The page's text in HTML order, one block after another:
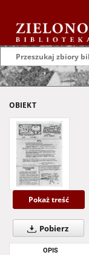
OBIEKT
Pokaż treść
Pobierz
OPIS